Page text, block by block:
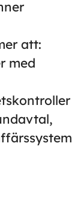
att:
med